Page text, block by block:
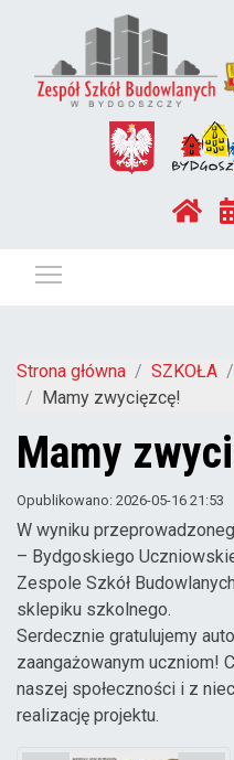
Strona główna SZKOŁA
Mamy zwycięzcę!
Mamy
Opublikowano: 2026-05-16 21:53
W wyniku
– Bydgoskiego
Zespole Szkół
sklepiku szkolnego.
Serdecznie gratulujemy
zaangażowanym uczniom!
naszej społeczności i z
realizację projektu.